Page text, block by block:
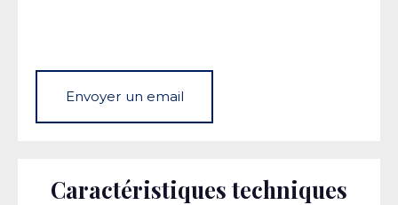
Envoyer un email
Caractéristiques techniques